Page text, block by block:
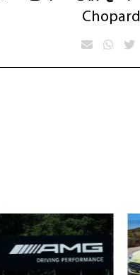
Chopard